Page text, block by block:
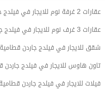
عقارات 2 غرفة نوم للايجار في فيلدج جاردن قطامية
عقارات 3 غرف نوم للايجار في فيلدج جاردن قطامية
شقق للايجار في فيلدج جاردن قطامية
تاون هاوس للايجار في فيلدج جاردن
فيلات للايجار في فيلدج جاردن قطامية